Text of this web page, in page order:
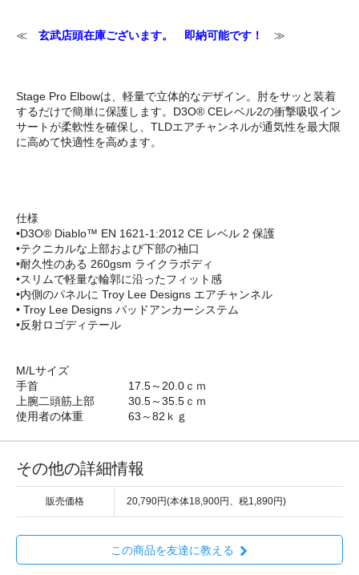
≪ 玄武店頭在庫ございます。 即納可能です！ ≫
Stage Pro Elbowは、軽量で立体的なデザイン。肘をサッと装着
するだけで簡単に保護します。D3O® CEレベル2の衝撃吸収イン
サートが柔軟性を確保し、TLDエアチャンネルが通気性を最大限
に高めて快適性を高めます。
仕様
•D3O® Diablo™ EN 1621-1:2012 CE レベル 2 保護
•テクニカルな上部および下部の袖口
•耐久性のある 260gsm ライクラボディ
•スリムで軽量な輪郭に沿ったフィット感
•内側のパネルに Troy Lee Designs エアチャンネル
• Troy Lee Designs パッドアンカーシステム
•反射ロゴディテール
M/Lサイズ
手首 17.5～20.0ｃｍ
上腕二頭筋上部 30.5～35.5ｃｍ
使用者の体重 63～82ｋｇ
その他の詳細情報
販売価格 20,790円(本体18,900円、税1,890円)
この商品を友達に教える